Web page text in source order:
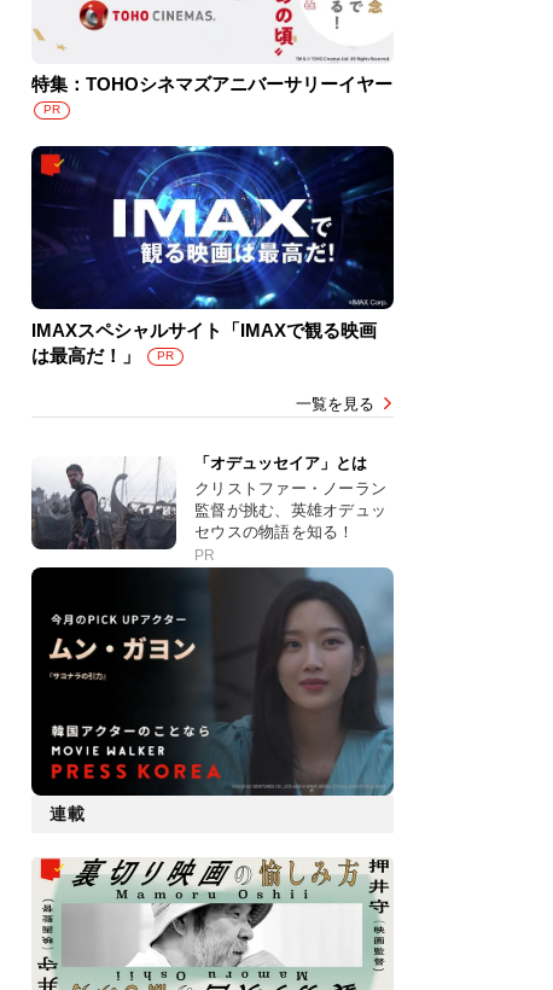
特集：TOHOシネマズアニバーサリーイヤー
PR
IMAXスペシャルサイト「IMAXで観る映画
は最高だ！」
PR
一覧を見る
「オデュッセイア」とは
クリストファー・ノーラン
監督が挑む、英雄オデュッ
セウスの物語を知る！
PR
連載